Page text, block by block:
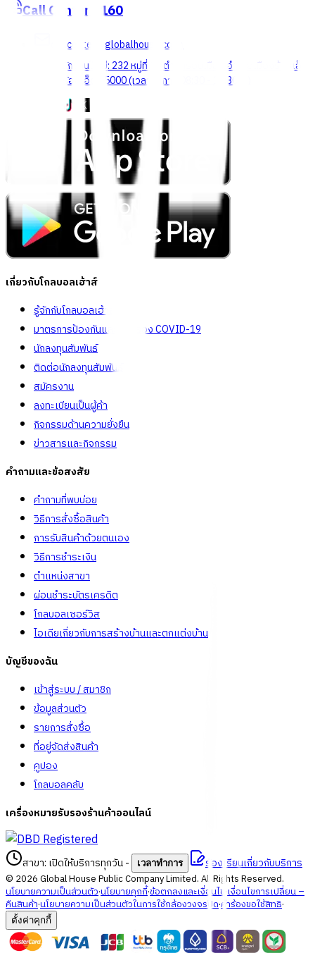
Call Center 1160
callcenter@globalhouse.co.th
สำนักงานใหญ่: 232 หมู่ที่ 19 ตำบลรอบเมือง อำเภอเมืองร้อยเอ็ด
จังหวัดร้อยเอ็ด 45000 (เวลาทำการ 08:30 - 17:30 น.)
เกี่ยวกับโกลบอลเฮ้าส์
รู้จักกับโกลบอลเฮ้าส์
มาตรการป้องกันและคัดกรอง COVID-19
นักลงทุนสัมพันธ์
ติดต่อนักลงทุนสัมพันธ์
สมัครงาน
ลงทะเบียนเป็นผู้ค้า
กิจกรรมด้านความยั่งยืน
ข่าวสารและกิจกรรม
คำถามและข้อสงสัย
คำถามที่พบบ่อย
วิธีการสั่งซื้อสินค้า
การรับสินค้าด้วยตนเอง
วิธีการชำระเงิน
ตำแหน่งสาขา
ผ่อนชำระบัตรเครดิต
โกลบอลเซอร์วิส
ไอเดียเกี่ยวกับการสร้างบ้านและตกแต่งบ้าน
บัญชีของฉัน
เข้าสู่ระบบ / สมาชิก
ข้อมูลส่วนตัว
รายการสั่งซื้อ
ที่อยู่จัดส่งสินค้า
คูปอง
โกลบอลคลับ
เครื่องหมายรับรองร้านค้าออนไลน์
สาขา: เปิดให้บริการทุกวัน- เวลาทำการ ร้องเรียนเกี่ยวกับบริการ
© 2026Global House Public Company Limited. All Rights Reserved.
นโยบายความเป็นส่วนตัว·นโยบายคุกกี้·ข้อตกลงและเงื่อนไข·เงื่อนไขการเปลี่ยน –
คืนสินค้า·นโยบายความเป็นส่วนตัวในการใช้กล้องวงจรปิด·คำร้องขอใช้สิทธิ·
ตั้งค่าคุกกี้